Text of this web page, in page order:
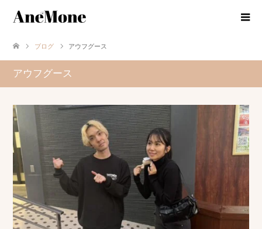
ブログ アウフグース
アウフグース